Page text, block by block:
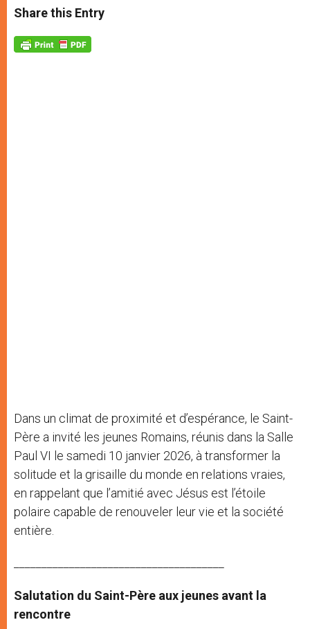
t
s
p
p
s
e
g
e
e
b
o
k
Share this Entry
Dans un climat de proximité et d’espérance, le Saint-
Père a invité les jeunes Romains, réunis dans la Salle
Paul VI le samedi 10 janvier 2026, à transformer la
solitude et la grisaille du monde en relations vraies,
en rappelant que l’amitié avec Jésus est l’étoile
polaire capable de renouveler leur vie et la société
entière.
Salutation du Saint-Père aux jeunes avant la
rencontre